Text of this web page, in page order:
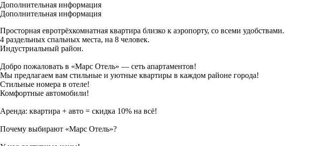
Дополнительная информация
Дополнительная информация
Просторная евротрёхкомнатная квартира близко к аэропорту, со всеми удобствами.
4 раздельных спальных места, на 8 человек.
Индустриальный район.
Добро пожаловать в «Марс Отель» — сеть апартаментов!
Мы предлагаем вам стильные и уютные квартиры в каждом районе города!
Стильные номера в отеле!
Комфортные автомобили!
Аренда: квартира + авто = скидка 10% на всё!
Почему выбирают «Марс Отель»?